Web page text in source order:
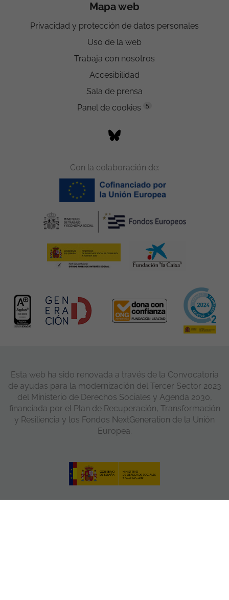
Mapa web
Privacidad y protección de datos personales
Uso de la web
Trabaja con nosotros
Accesibilidad
Sala de prensa
Panel de cookies
5
Con la colaboración de:
Esta web ha sido renovada a través de la Convocatoria
de ayudas para la modernización del Tercer Sector 2023
del Ministerio de Derechos Sociales y Agenda 2030,
financiada por el Plan de Recuperación, Transformación
y Resiliencia y los Fondos NextGeneration de la Unión
Europea.